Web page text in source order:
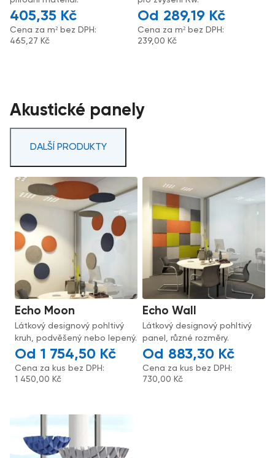
405,35 Kč
Cena za m² bez DPH:
465,27 Kč
289,19 Kč
Cena za m² bez DPH:
239,00 Kč
Akustické panely
DALŠÍ PRODUKTY
Echo Moon
Látkový designový pohltivý
kruh, podvěšený nebo lepený.
1 754,50 Kč
Cena za kus bez DPH:
1 450,00 Kč
Echo Wall
Látkový designový pohltivý
panel, různé rozměry.
883,30 Kč
Cena za kus bez DPH:
730,00 Kč